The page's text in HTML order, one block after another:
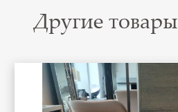
Другие товары